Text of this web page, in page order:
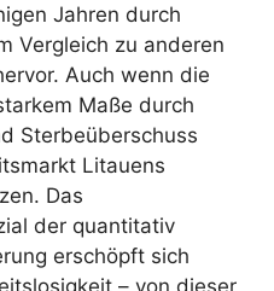
Jahren durch
Vergleich zu anderen
Auch wenn die
Maße durch
Sterbeüberschuss
Litauens
Das
der quantitativ
erschöpft sich
– von dieser